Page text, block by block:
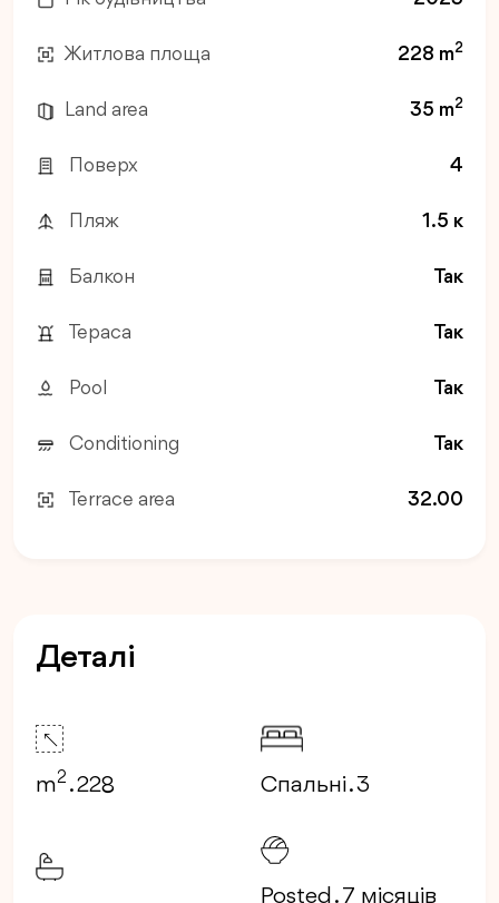
Житлова площа 228 m2
Land area 35 m2
Поверх 4
Пляж 1.5 к
Балкон Так
Тераса Так
Pool Так
Conditioning Так
Terrace area 32.00
Деталі
m2 . 228 Спальні . 3
Posted . 7 місяців